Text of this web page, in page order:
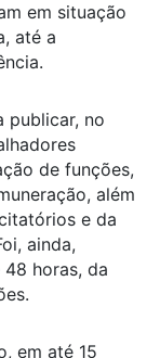
em situação
até a
publicar, no
de funções,
além
e da
ainda,
horas, da
em até 15